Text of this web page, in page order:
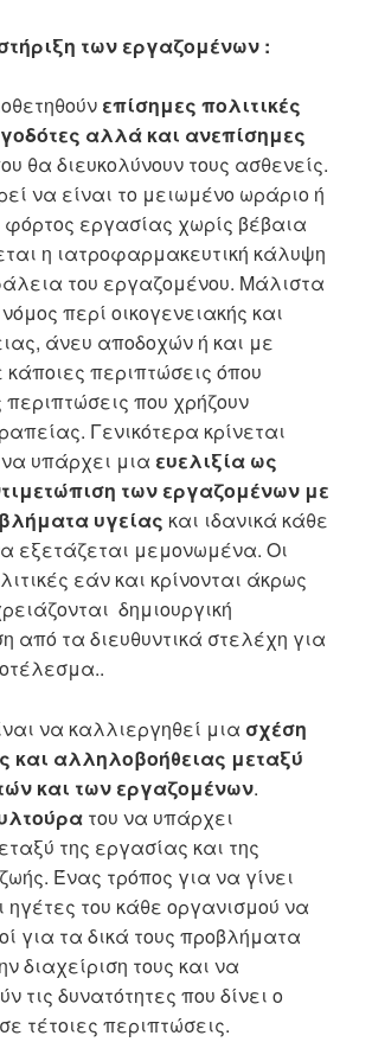
των εργαζομένων :
επίσημες πολιτικές
αλλά και ανεπίσημες
θα διευκολύνουν τους ασθενείς.
να είναι το μειωμένο ωράριο ή
εργασίας χωρίς βέβαια
η ιατροφαρμακευτική κάλυψη
του εργαζομένου. Μάλιστα
περί οικογενειακής και
άνευ αποδοχών ή και με
περιπτώσεις όπου
περιπτώσεις που χρήζουν
Γενικότερα κρίνεται
υπάρχει μια ευελιξία ως
των εργαζομένων με
υγείας και ιδανικά κάθε
εξετάζεται μεμονωμένα. Οι
εάν και κρίνονται άκρως
δημιουργική
από τα διευθυντικά στελέχη για
να καλλιεργηθεί μια σχέση
και αλληλοβοήθειας μεταξύ
και των εργαζομένων.
του να υπάρχει
της εργασίας και της
Ένας τρόπος για να γίνει
ηγέτες του κάθε οργανισμού να
για τα δικά τους προβλήματα
διαχείριση τους και να
τις δυνατότητες που δίνει ο
τέτοιες περιπτώσεις.